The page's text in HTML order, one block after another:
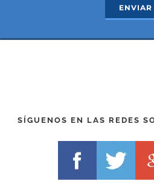
ENVIAR
SÍGUENOS EN LAS REDES